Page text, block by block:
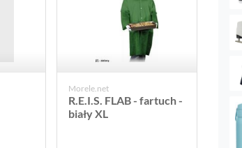
Morele.net
R.E.I.S. FLAB - fartuch -
biały XL